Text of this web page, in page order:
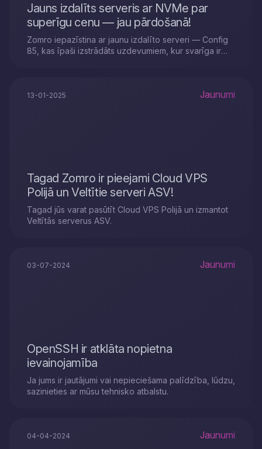
Jauns izdalīts serveris ar NVMe par
superīgu cenu — jau pārdošanā!
Zomro iepazīstina ar jaunu izdalīto serveri — Config
85, kas īpaši izstrādāts uzdevumiem, kur svarīga ir
13-01-2025 Jaunumi
Tagad Zomro ir pieejami Cloud VPS
Polijā un Veltītie serveri ASV!
Tagad jūs varat pasūtīt Cloud VPS Polijā un izmantot
Veltītās serverus ASV.
03-07-2024 Jaunumi
OpenSSH ir atklāta nopietna
ievainojamība
Ja jums ir jautājumi vai nepieciešama palīdzība, lūdzu,
sazinieties ar mūsu tehnisko atbalstu.
04-04-2024 Jaunumi